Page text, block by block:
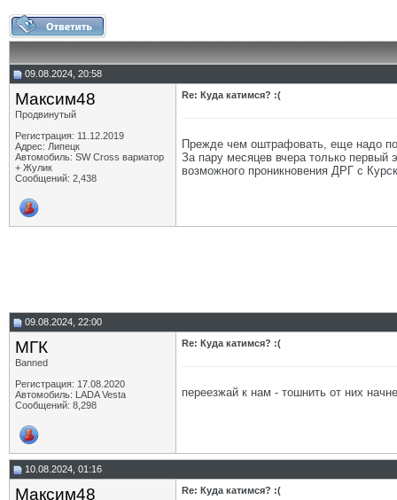
09.08.2024, 20:58
Максим48
Продвинутый
Регистрация: 11.12.2019
Адрес: Липецк
Автомобиль: SW Cross вариатор
+ Жулик
Сообщений: 2,438
Re: Куда катимся? :(
Прежде чем оштрафовать, еще надо
За пару месяцев вчера только первый
возможного проникновения ДРГ с
09.08.2024, 22:00
МГК
Banned
Регистрация: 17.08.2020
Автомобиль: LADA Vesta
Сообщений: 8,298
Re: Куда катимся? :(
переезжай к нам - тошнить от них
10.08.2024, 01:16
Максим48 Re: Куда катимся? :(